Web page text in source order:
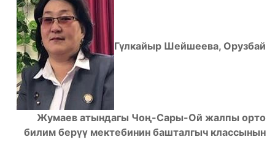
Гүлкайыр Шейшеева, Орузбай
Жумаев атындагы Чоң-Сары-Ой жалпы орто
билим берүү мектебинин башталгыч классынын